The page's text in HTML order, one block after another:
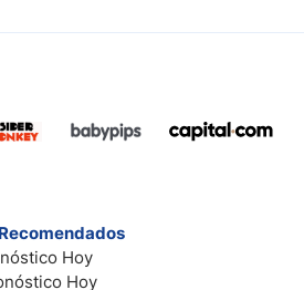
observando a continuación.
Hoy
Hoy